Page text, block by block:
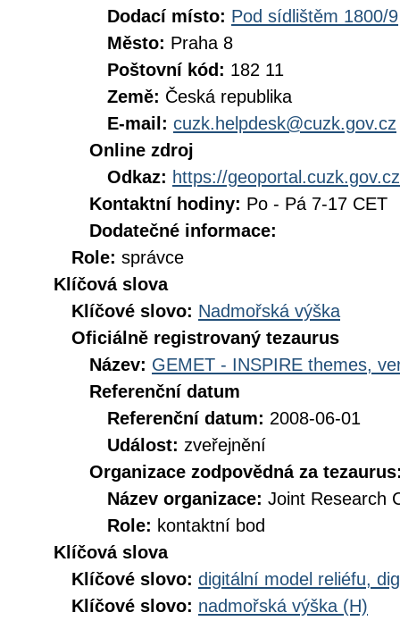
Dodací místo: Pod sídlištěm 1800/9
Město: Praha 8
Poštovní kód: 182 11
Země: Česká republika
E-mail: cuzk.helpdesk@cuzk.gov.cz
Online zdroj
Odkaz: https://geoportal.cuzk.gov.cz
Kontaktní hodiny: Po - Pá 7-17 CET
Dodatečné informace:
Role: správce
Klíčová slova
Klíčové slovo: Nadmořská výška
Oficiálně registrovaný tezaurus
Název: GEMET - INSPIRE themes,
Referenční datum
Referenční datum: 2008-06-01
Událost: zveřejnění
Organizace zodpovědná za
Název organizace: Joint Research
Role: kontaktní bod
Klíčová slova
Klíčové slovo: digitální model reliéfu,
Klíčové slovo: nadmořská výška (H)